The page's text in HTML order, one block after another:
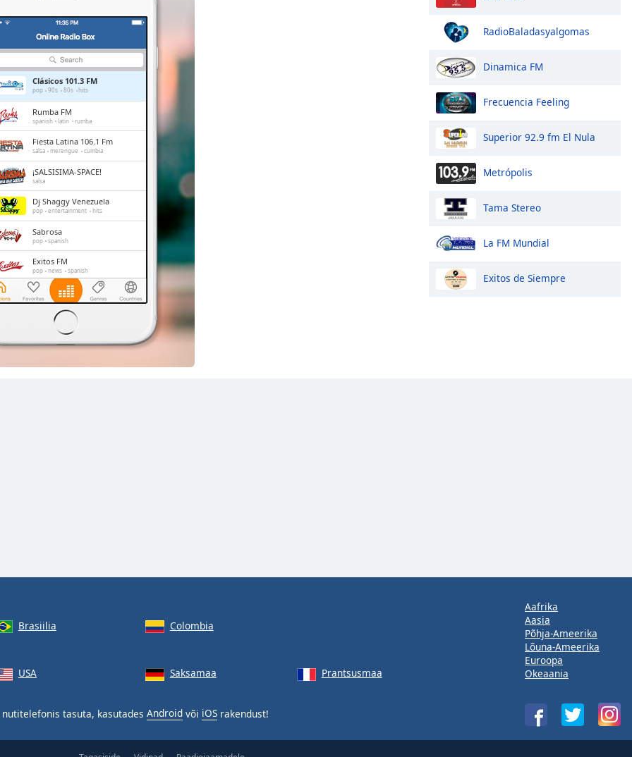
Clásicos 101.3 FM
pop 90s 80s hits
Rumba FM
spanish latin rumba
Fiesta Latina 106.1 Fm
salsa merengue cumbia
¡SALSISIMA-SPACE!
salsa
Dj Shaggy Venezuela
pop entertainment hits
Sabrosa
pop spanish
Exitos FM
pop news spanish
RadioBaladasyalgomas
pop adult contemporary romantic
balada
Radio Rumbos
spanish rumba
RadioBaladasyalgomas
Dinamica FM
Frecuencia Feeling
Superior 92.9 fm El Nula
Metrópolis
Tama Stereo
La FM Mundial
Exitos de Siempre
Brasiilia Colombia
USA Saksamaa Prantsusmaa
tasuta, kasutades Android või iOS rakendust!
Aafrika
Aasia
Põhja-Ameerika
Lõuna-Ameerika
Euroopa
Okeaania